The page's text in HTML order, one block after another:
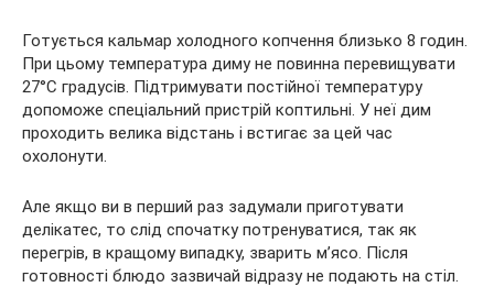
Готується кальмар холодного копчення близько 8 годин.
При цьому температура диму не повинна перевищувати
27°C градусів. Підтримувати постійної температуру
допоможе спеціальний пристрій коптильні. У неї дим
проходить велика відстань і встигає за цей час
охолонути.
Але якщо ви в перший раз задумали приготувати
делікатес, то слід спочатку потренуватися, так як
перегрів, в кращому випадку, зварить м’ясо. Після
готовності блюдо зазвичай відразу не подають на стіл.